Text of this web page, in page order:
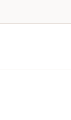
- Sajtó